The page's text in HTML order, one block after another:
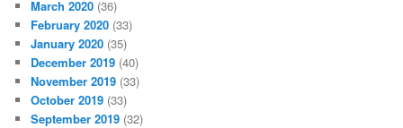
March 2020 (36)
February 2020 (33)
January 2020 (35)
December 2019 (40)
November 2019 (33)
October 2019 (33)
September 2019 (32)